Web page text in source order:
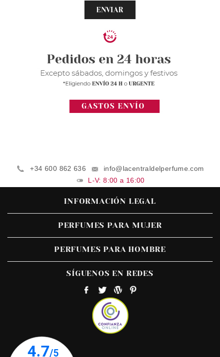
ENVIAR
+34 600 862 636
info@lacentraldelperfume.com
L-V: 8:00 a 16:00
INFORMACIÓN LEGAL
PERFUMES PARA MUJER
PERFUMES PARA HOMBRE
SÍGUENOS EN REDES